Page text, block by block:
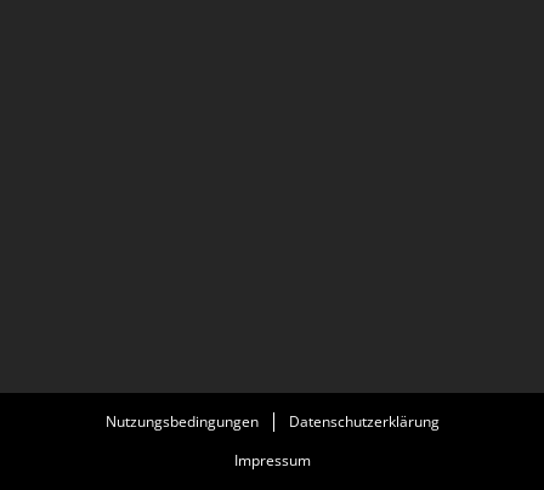
Nutzungsbedingungen
Datenschutzerklärung
Impressum